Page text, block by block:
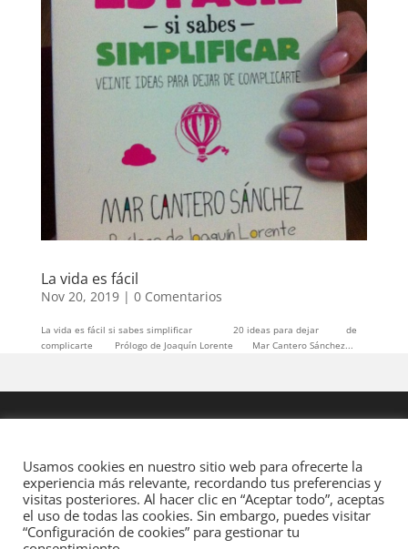
La vida es fácil
Nov 20, 2019| 0 Comentarios
La vida es fácil si sabes simplificar 20 ideas para dejar de
complicarte Prólogo de Joaquín Lorente Mar Cantero Sánchez...
Usamos cookies en nuestro sitio web para ofrecerte la
experiencia más relevante, recordando tus preferencias y
visitas posteriores. Al hacer clic en “Aceptar todo”, aceptas
el uso de todas las cookies. Sin embargo, puedes visitar
“Configuración de cookies” para gestionar tu